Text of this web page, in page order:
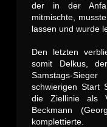
der in der
mitmischte,
lassen und wurde
Den letzten
somit Delkus,
Samstags-
schwierigen Start
die Ziellinie als
Beckmann
komplettierte.